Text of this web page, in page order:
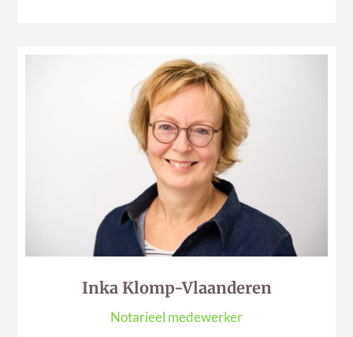
Inka Klomp-Vlaanderen
Notarieel medewerker